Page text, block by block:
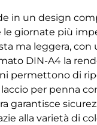
in un design
giornate più
ma leggera,
DIN-A4 la
permettono di
per penna
garantisce
alla varietà di